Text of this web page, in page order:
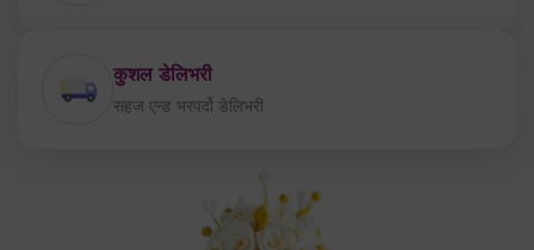
कुशल डेलिभरी
सहज एन्ड भरपर्दो डेलिभरी